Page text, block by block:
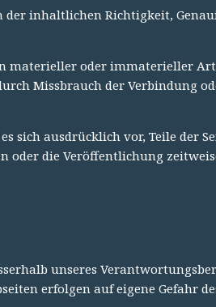
inhaltlichen Richtigkeit,
materieller oder immaterieller
Missbrauch der Verbindung
sich ausdrücklich vor, Teile der
oder die Veröffentlichung
unseres
erfolgen auf eigene Gefahr